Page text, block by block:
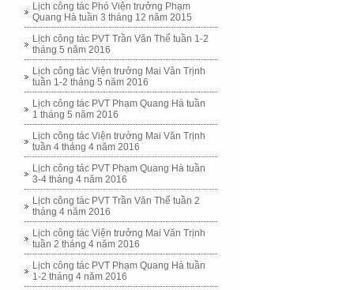
Lịch công tác Phó Viện trưởng Phạm
Quang Hà tuần 3 tháng 12 năm 2015
Lịch công tác PVT Trần Văn Thể tuần 1-2
tháng 5 năm 2016
Lịch công tác Viện trưởng Mai Văn Trịnh
tuần 1-2 tháng 5 năm 2016
Lịch công tác PVT Phạm Quang Hà tuần
1 tháng 5 năm 2016
Lịch công tác Viện trưởng Mai Văn Trịnh
tuần 4 tháng 4 năm 2016
Lịch công tác PVT Phạm Quang Hà tuần
3-4 tháng 4 năm 2016
Lịch công tác PVT Trần Văn Thể tuần 2
tháng 4 năm 2016
Lịch công tác Viện trưởng Mai Văn Trịnh
tuần 2 tháng 4 năm 2016
Lịch công tác PVT Phạm Quang Hà tuần
1-2 tháng 4 năm 2016